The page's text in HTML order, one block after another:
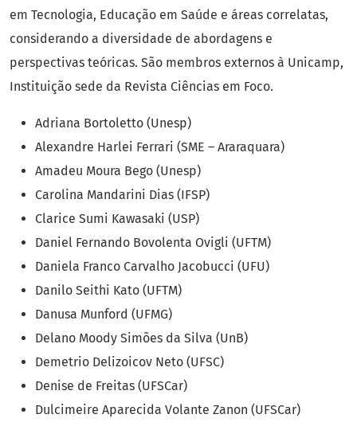
em Tecnologia, Educação em Saúde e áreas correlatas,
considerando a diversidade de abordagens e
perspectivas teóricas. São membros externos à Unicamp,
Instituição sede da Revista Ciências em Foco.
Adriana Bortoletto (Unesp)
Alexandre Harlei Ferrari (SME – Araraquara)
Amadeu Moura Bego (Unesp)
Carolina Mandarini Dias (IFSP)
Clarice Sumi Kawasaki (USP)
Daniel Fernando Bovolenta Ovigli (UFTM)
Daniela Franco Carvalho Jacobucci (UFU)
Danilo Seithi Kato (UFTM)
Danusa Munford (UFMG)
Delano Moody Simões da Silva (UnB)
Demetrio Delizoicov Neto (UFSC)
Denise de Freitas (UFSCar)
Dulcimeire Aparecida Volante Zanon (UFSCar)